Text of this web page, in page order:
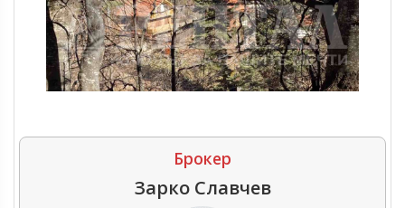
Брокер
Зарко Славчев